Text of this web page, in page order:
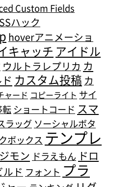
Custom Fields
ハック
hoverアニメーショ
キャッチ アイドル
ウルトラレプリカ カ
カスタム投稿 カ
ャード コピーライト サイ
転 ショートコード スマ
ラッグ ソーシャルボタ
ボックス テンプレ
モン ドラえもん ドロ
ルド フォント プラ